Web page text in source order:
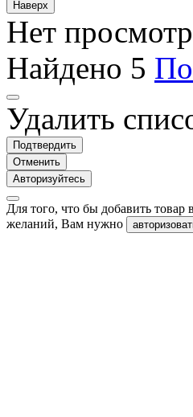
Наверх
Нет
Найдено 5
Удалить
Подтвердить
Отменить
Авторизуйтесь
Для того, что бы добавить товар
желаний, Вам нужно